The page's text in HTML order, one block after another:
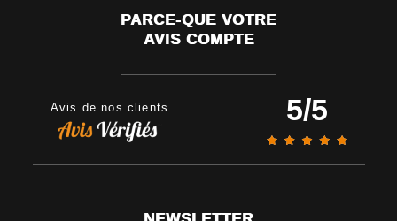
PARCE-QUE VOTRE
AVIS COMPTE
Avis de nos clients 5/5